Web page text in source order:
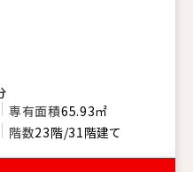
専有面積65.93㎡
階数23階/31階建て